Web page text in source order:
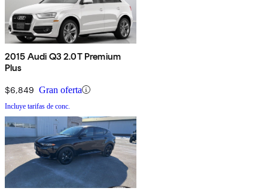
2015 Audi Q3 2.0T Premium
Plus
$6,849 Gran oferta
Incluye tarifas de conc.